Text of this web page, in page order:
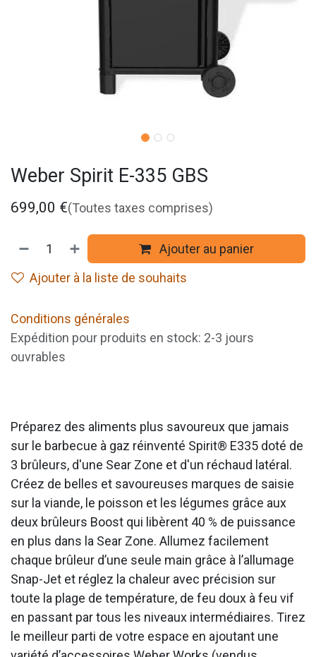
Weber Spirit E-335 GBS
699,00 €(Toutes taxes comprises)
Ajouter au panier
Ajouter à la liste de souhaits
Conditions générales
Expédition pour produits en stock: 2-3 jours
ouvrables
Préparez des aliments plus savoureux que jamais
sur le barbecue à gaz réinventé Spirit® E335 doté de
3 brûleurs, d'une Sear Zone et d'un réchaud latéral.
Créez de belles et savoureuses marques de saisie
sur la viande, le poisson et les légumes grâce aux
deux brûleurs Boost qui libèrent 40 % de puissance
en plus dans la Sear Zone. Allumez facilement
chaque brûleur d’une seule main grâce à l’allumage
Snap-Jet et réglez la chaleur avec précision sur
toute la plage de température, de feu doux à feu vif
en passant par tous les niveaux intermédiaires. Tirez
le meilleur parti de votre espace en ajoutant une